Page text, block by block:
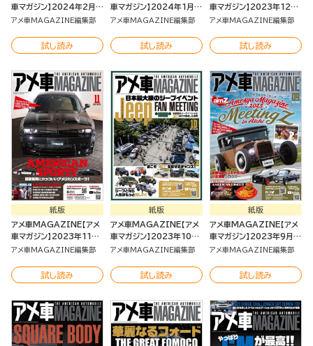
車マガジン】2024年2月号
[雑誌]
アメ車MAGAZINE編集部
試し読み
車マガジン】2024年1月号
[雑誌]
アメ車MAGAZINE編集部
試し読み
車マガジン】2023年12月
号 [雑誌]
アメ車MAGAZINE編集部
試し読み
紙版
アメ車MAGAZINE【アメ
車マガジン】2023年11月
号 [雑誌]
アメ車MAGAZINE編集部
試し読み
紙版
アメ車MAGAZINE【アメ
車マガジン】2023年10月
号 [雑誌]
アメ車MAGAZINE編集部
試し読み
紙版
アメ車MAGAZINE【アメ
車マガジン】2023年9月号
[雑誌]
アメ車MAGAZINE編集部
試し読み